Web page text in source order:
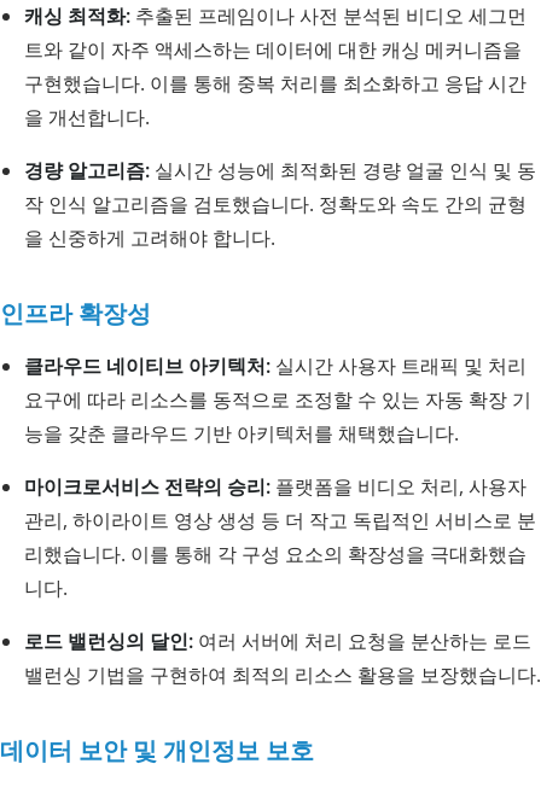
캐싱 최적화: 추출된 프레임이나 사전 분석된 비디오 세그먼
트와 같이 자주 액세스하는 데이터에 대한 캐싱 메커니즘을
구현했습니다. 이를 통해 중복 처리를 최소화하고 응답 시간
을 개선합니다.
경량 알고리즘: 실시간 성능에 최적화된 경량 얼굴 인식 및 동
작 인식 알고리즘을 검토했습니다. 정확도와 속도 간의 균형
을 신중하게 고려해야 합니다.
인프라 확장성
클라우드 네이티브 아키텍처: 실시간 사용자 트래픽 및 처리
요구에 따라 리소스를 동적으로 조정할 수 있는 자동 확장 기
능을 갖춘 클라우드 기반 아키텍처를 채택했습니다.
마이크로서비스 전략의 승리: 플랫폼을 비디오 처리, 사용자
관리, 하이라이트 영상 생성 등 더 작고 독립적인 서비스로 분
리했습니다. 이를 통해 각 구성 요소의 확장성을 극대화했습
니다.
로드 밸런싱의 달인: 여러 서버에 처리 요청을 분산하는 로드
밸런싱 기법을 구현하여 최적의 리소스 활용을 보장했습니다.
데이터 보안 및 개인정보 보호